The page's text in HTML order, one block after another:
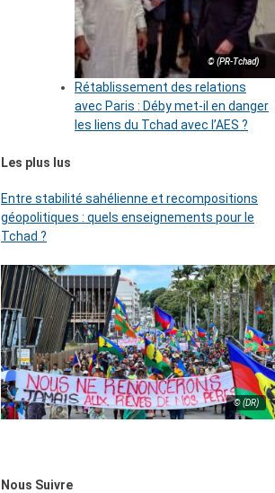
© (PR-Tchad)
Rétablissement des relations
avec Paris : Déby met-il en danger
les liens du Tchad avec l’AES ?
Les plus lus
Entre stabilité sahélienne et recompositions
géopolitiques : quels enseignements pour le
Tchad ?
© (DR)
Nous Suivre